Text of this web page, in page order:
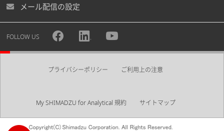
メール配信の設定
FOLLOW US
プライバシーポリシー ご利用上の注意
My SHIMADZU for Analytical 規約 サイトマップ